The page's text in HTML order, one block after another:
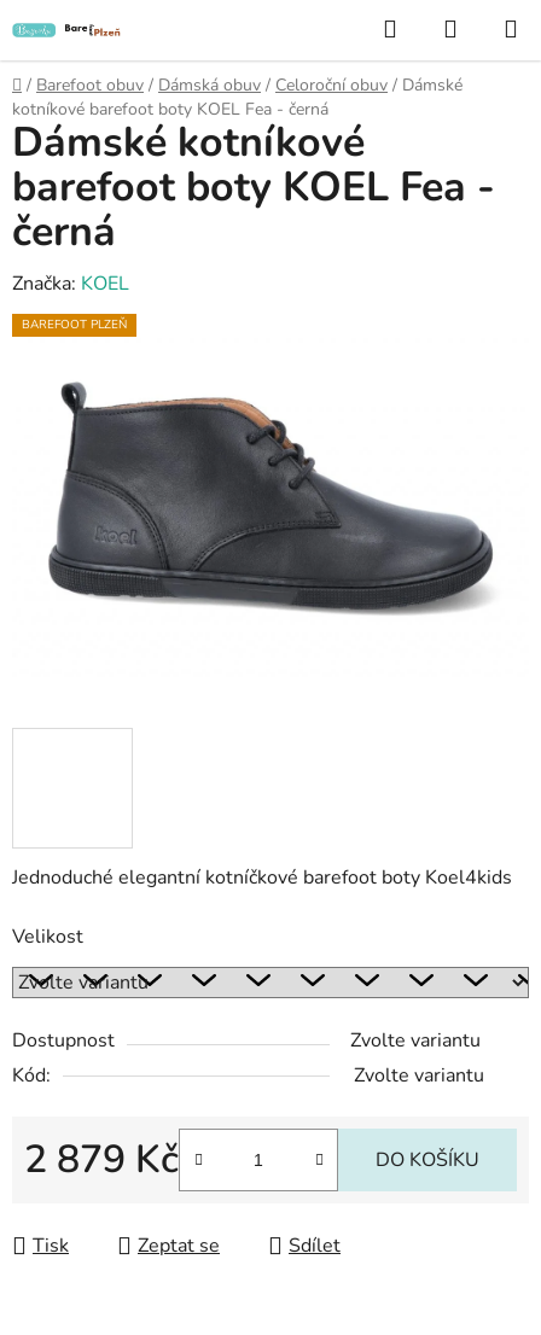
na
obsah
Hledat
KOŠÍK
Domů
/ Barefoot obuv / Dámská obuv / Celoroční obuv / Dámské
kotníkové barefoot boty KOEL Fea - černá
Jednoduché elegantní kotníčkové barefoot boty Koel4kids
Velikost
Dostupnost
Zvolte variantu
Kód:
Zvolte variantu
2 879 Kč DO KOŠÍKU
Tisk Zeptat se Sdílet
Dámské kotníkové
barefoot boty KOEL Fea -
černá
Značka: KOEL
BAREFOOT PLZEŇ